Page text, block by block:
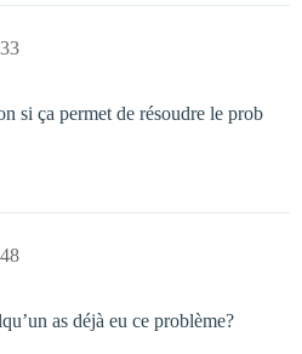
si ça permet de résoudre le prob
as déjà eu ce problème?